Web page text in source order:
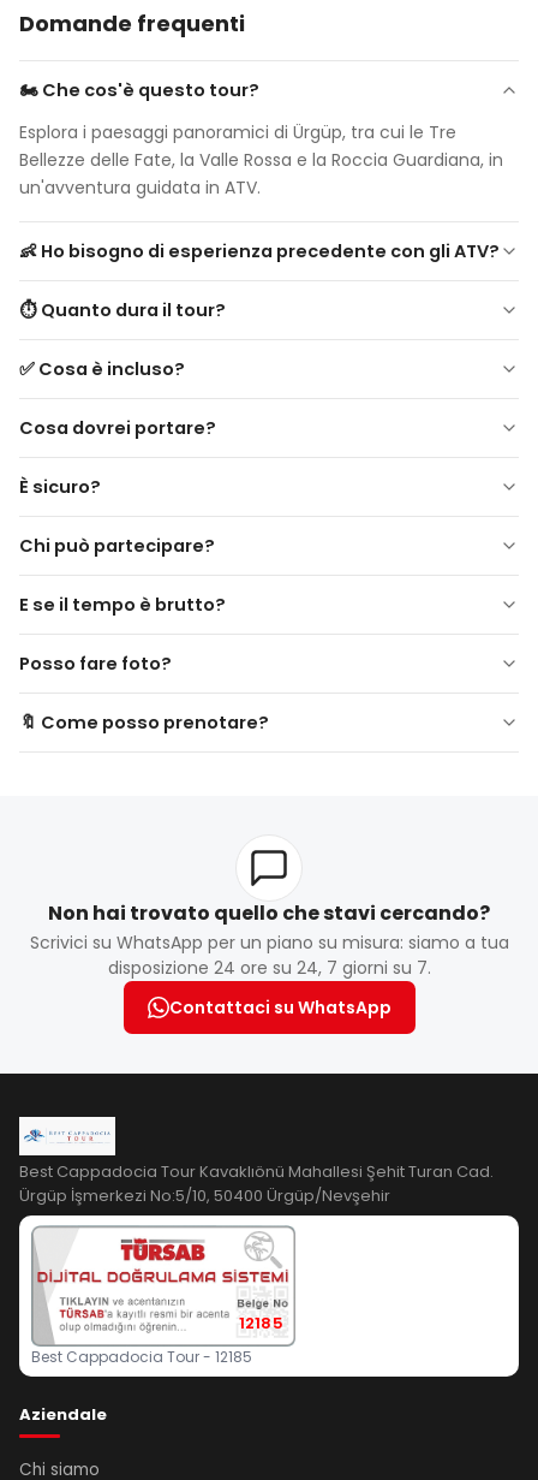
Domande frequenti
🏍 Che cos'è questo tour?
Esplora i paesaggi panoramici di Ürgüp, tra cui le Tre
Bellezze delle Fate, la Valle Rossa e la Roccia Guardiana, in
un'avventura guidata in ATV.
👶 Ho bisogno di esperienza precedente con gli ATV?
Nessuna esperienza necessaria! I principianti sono i
benvenuti. Istruzioni di sicurezza fornite.
⏱ Quanto dura il tour?
panoramiche.
✅ Cosa è incluso?
Cosa dovrei portare?
È sicuro?
Chi può partecipare?
gravidanza o persone con gravi problemi di salute.
E se il tempo è brutto?
Posso fare foto?
🔖 Come posso prenotare?
Non hai trovato quello che stavi cercando?
Scrivici su WhatsApp per un piano su misura: siamo a tua
disposizione 24 ore su 24, 7 giorni su 7.
Contattaci su WhatsApp
Best Cappadocia Tour Kavaklıönü Mahallesi Şehit Turan Cad.
Ürgüp İşmerkezi No:5/10, 50400 Ürgüp/Nevşehir
12185
Best Cappadocia Tour - 12185
Aziendale
Chi siamo